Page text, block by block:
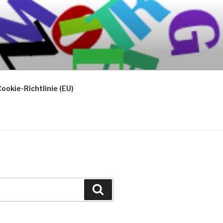
Richtlinie (EU)